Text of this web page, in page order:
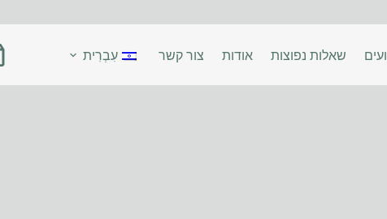
שאלות נפוצות אודות צור קשר עִבְרִית
עגלת
קניות